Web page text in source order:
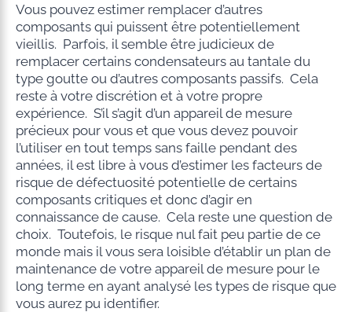
Vous pouvez estimer remplacer d’autres
composants qui puissent être potentiellement
vieillis. Parfois, il semble être judicieux de
remplacer certains condensateurs au tantale du
type goutte ou d’autres composants passifs. Cela
reste à votre discrétion et à votre propre
expérience. S’il s’agit d’un appareil de mesure
précieux pour vous et que vous devez pouvoir
l’utiliser en tout temps sans faille pendant des
années, il est libre à vous d’estimer les facteurs de
risque de défectuosité potentielle de certains
composants critiques et donc d’agir en
connaissance de cause. Cela reste une question de
choix. Toutefois, le risque nul fait peu partie de ce
monde mais il vous sera loisible d’établir un plan de
maintenance de votre appareil de mesure pour le
long terme en ayant analysé les types de risque que
vous aurez pu identifier.